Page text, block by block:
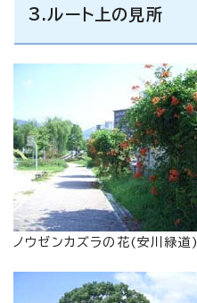
3.ルート上の見所
ノウゼンカズラの花(安川緑道)